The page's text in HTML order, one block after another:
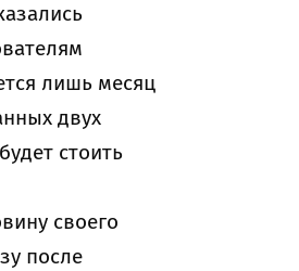
лишь месяц
двух
стоить
своего
после